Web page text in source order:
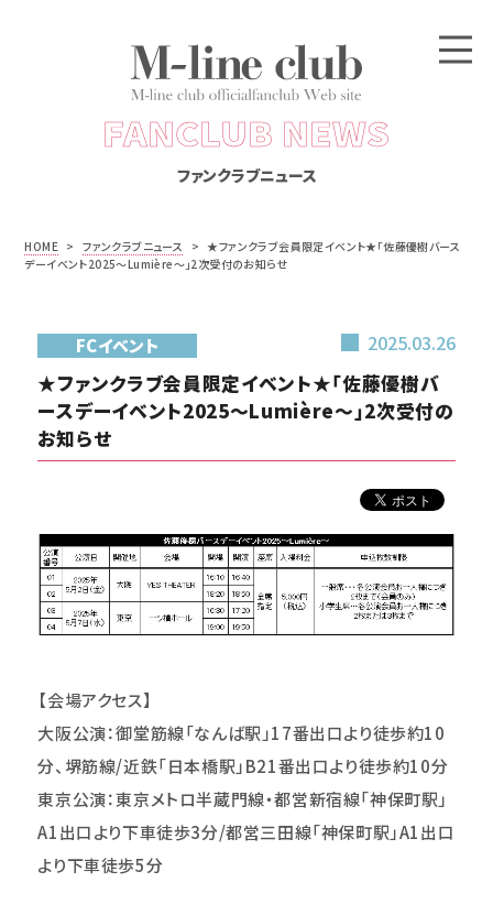
FANCLUB NEWS
ファンクラブニュース
HOME > ファンクラブニュース > ★ファンクラブ会員限定イベント★「佐藤優樹バース
デーイベント2025～Lumière～」2次受付のお知らせ
FCイベント 2025.03.26
★ファンクラブ会員限定イベント★「佐藤優樹バ
ースデーイベント2025～Lumière～」2次受付の
お知らせ
【会場アクセス】
大阪公演：御堂筋線「なんば駅」17番出口より徒歩約10
分、堺筋線/近鉄「日本橋駅」B21番出口より徒歩約10分
東京公演：東京メトロ半蔵門線・都営新宿線「神保町駅」
A1出口より下車徒歩3分/都営三田線「神保町駅」A1出口
より下車徒歩5分